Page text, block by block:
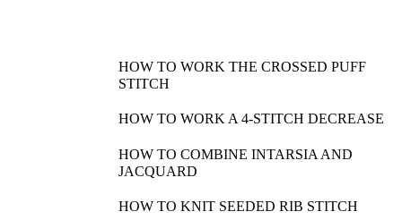
HOW TO WORK THE CROSSED PUFF
STITCH
HOW TO WORK A 4-STITCH DECREASE
HOW TO COMBINE INTARSIA AND
JACQUARD
HOW TO KNIT SEEDED RIB STITCH